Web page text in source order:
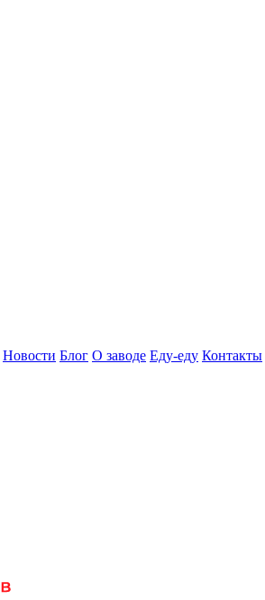
Новости Блог О заводе Еду-еду Контакты